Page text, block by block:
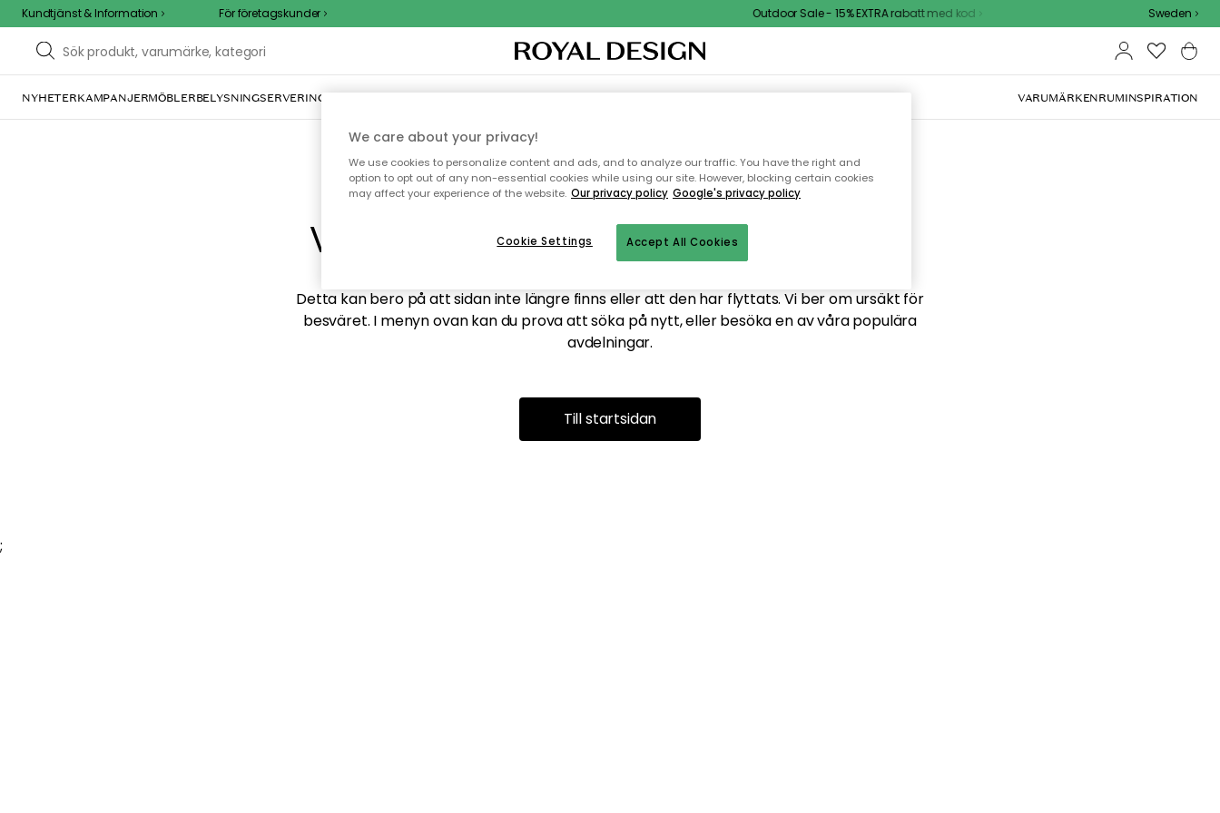
Kundtjänst & Information För företagskunder Outdoor Sale - 15% EXTRA rabatt med kod Sweden
NYHETERKAMPANJERMÖBLERBELYSNINGSERVERING INREDNINGTEXTIL & MATTORKÖKETFÖRVARINGUTEMÖBLER VARUMÄRKENRUMINSPIRATION
Vi hittar tyvärr inte sidan du söker
Detta kan bero på att sidan inte längre finns eller att den har flyttats. Vi ber om ursäkt för
besväret. I menyn ovan kan du prova att söka på nytt, eller besöka en av våra populära
avdelningar.
Till startsidan
;
We care about your privacy!
We use cookies to personalize content and ads, and to analyze our traffic. You have the right and
option to opt out of any non-essential cookies while using our site. However, blocking certain cookies
may affect your experience of the website. Our privacy policy Google's privacy policy
Accept All Cookies
Cookie Settings